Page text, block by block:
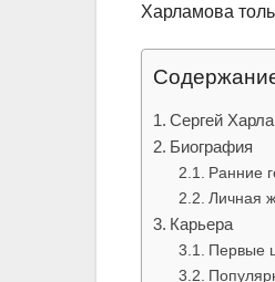
Харламова
Сергей
Биография
Ранние
Личная
Карьера
Первые